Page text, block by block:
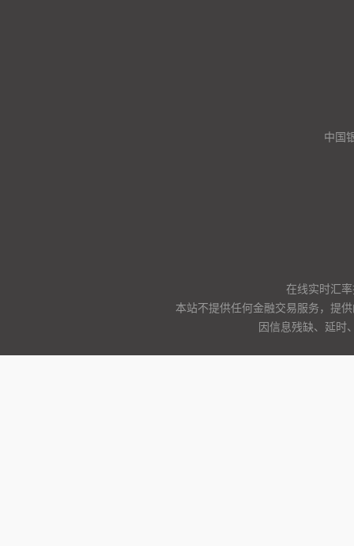
中国
在线实时汇
本站不提供任何金融交易服务，提
因信息残缺、延时